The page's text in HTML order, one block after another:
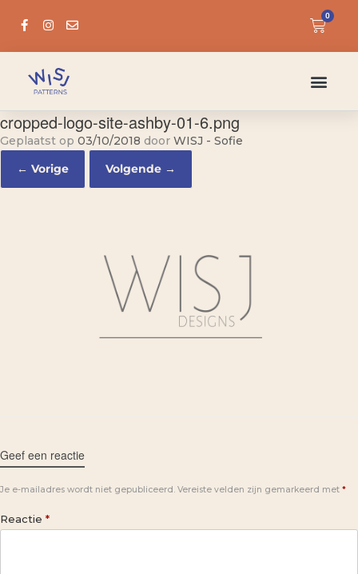
0
cropped-logo-site-ashby-01-6.png
Geplaatst op 03/10/2018 door WISJ - Sofie
← Vorige
Volgende →
Geef een reactie
Je e-mailadres wordt niet gepubliceerd. Vereiste velden zijn gemarkeerd met *
Reactie *